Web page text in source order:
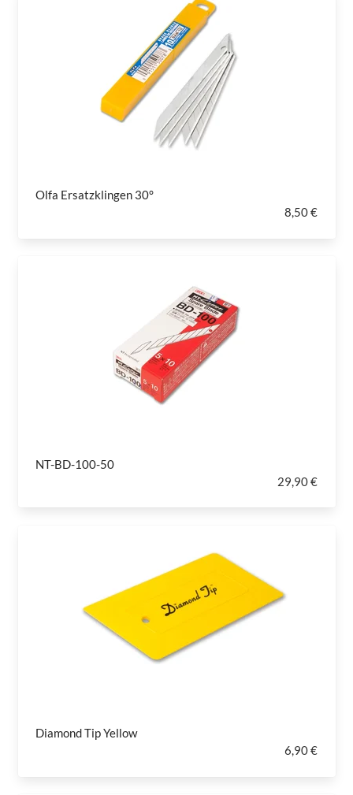
Olfa Ersatzklingen 30°
8,50 €
NT-BD-100-50
29,90 €
Diamond Tip Yellow
6,90 €